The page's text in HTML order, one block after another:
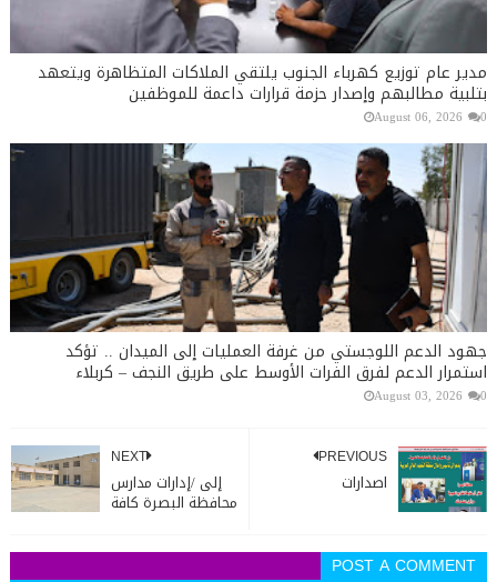
مدير عام توزيع كهرباء الجنوب يلتقي الملاكات المتظاهرة ويتعهد
بتلبية مطالبهم وإصدار حزمة قرارات داعمة للموظفين
August 06, 2026 0
جهود الدعم اللوجستي من غرفة العمليات إلى الميدان .. تؤكد
استمرار الدعم لفرق الفرات الأوسط على طريق النجف – كربلاء
August 03, 2026 0
NEXT
إلى /إدارات مدارس
محافظة البصرة كافة
PREVIOUS
اصدارات
POST A COMMENT